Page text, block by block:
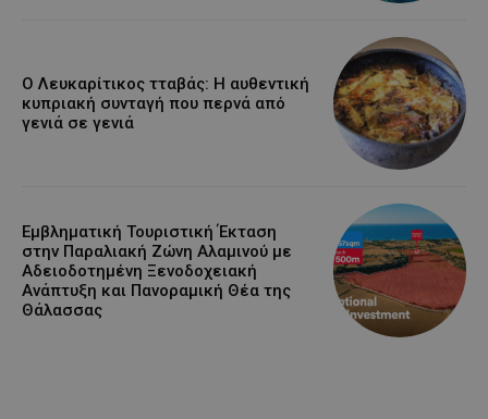
Ο Λευκαρίτικος τταβάς: Η αυθεντική
κυπριακή συνταγή που περνά από
γενιά σε γενιά
Εμβληματική Τουριστική Έκταση
στην Παραλιακή Ζώνη Αλαμινού με
Αδειοδοτημένη Ξενοδοχειακή
Ανάπτυξη και Πανοραμική Θέα της
Θάλασσας